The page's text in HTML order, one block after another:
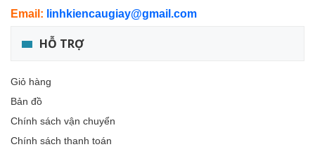
Email: linhkiencaugiay@gmail.com
HỖ TRỢ
Giỏ hàng
Bản đồ
Chính sách vận chuyển
Chính sách thanh toán